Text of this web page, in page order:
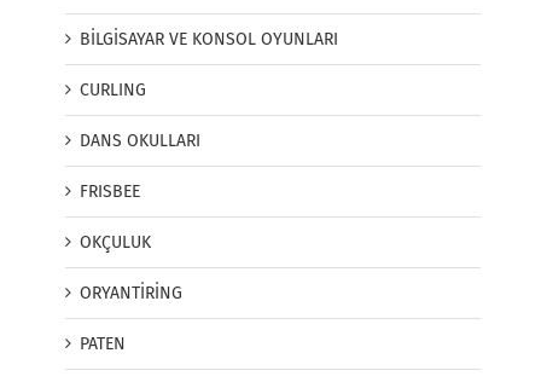
BİLGİSAYAR VE KONSOL OYUNLARI
CURLING
DANS OKULLARI
FRISBEE
OKÇULUK
ORYANTİRİNG
PATEN